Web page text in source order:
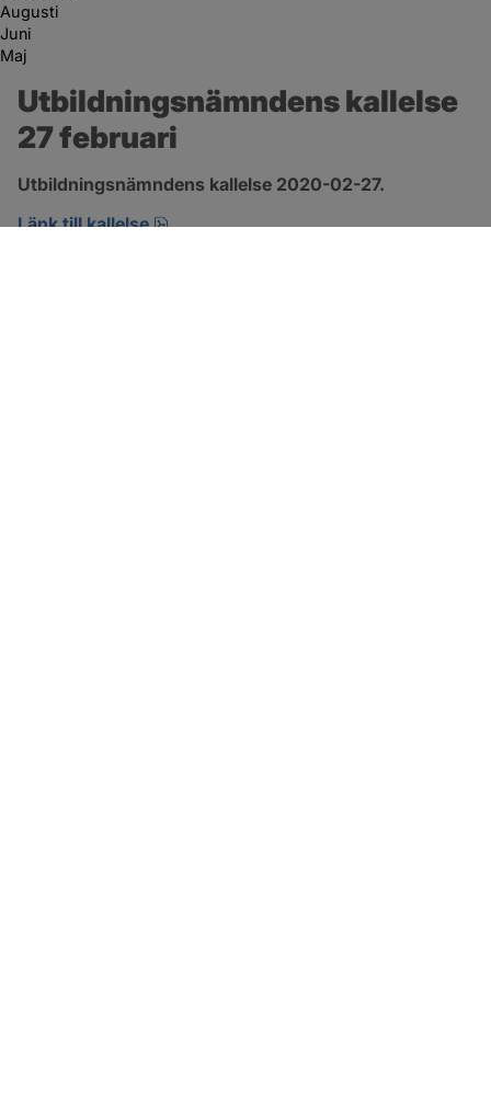
Augusti
Juni
Maj
Utbildningsnämndens kallelse
27 februari
Utbildningsnämndens kallelse 2020-02-27.
Länk till kallelse
pdf, öppnas i nytt fönster.